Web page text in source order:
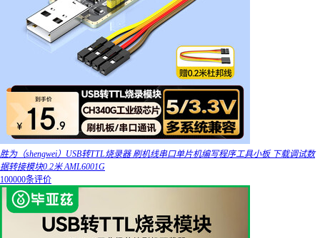
胜为（shengwei）USB转TTL烧录器 刷机线串口单片机编写程序工具小板 下载调试数
据转接模块0.2米 AML6001G
100000条评价